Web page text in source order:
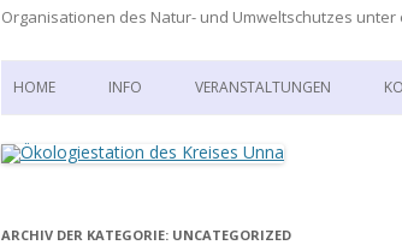
Organisationen des Natur- und Umweltschutzes unter
HOME INFO VERANSTALTUNGEN
ARCHIV DER KATEGORIE: UNCATEGORIZED